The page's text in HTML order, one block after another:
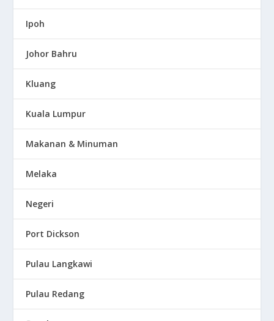
Ipoh
Johor Bahru
Kluang
Kuala Lumpur
Makanan & Minuman
Melaka
Negeri
Port Dickson
Pulau Langkawi
Pulau Redang